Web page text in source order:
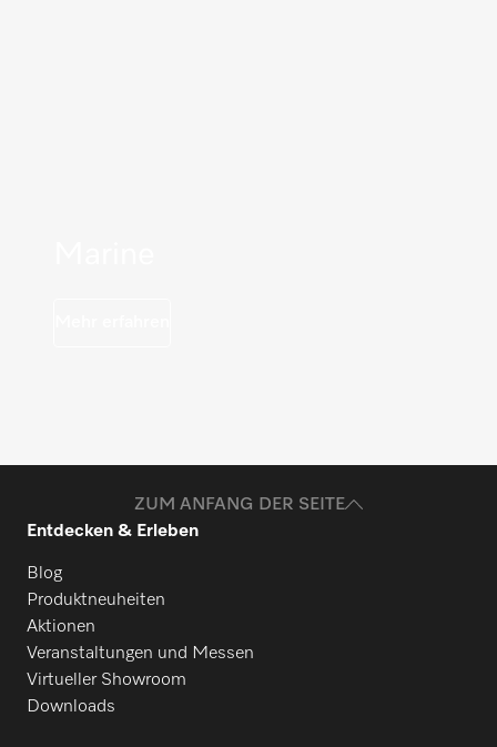
ZUM ANFANG DER SEITE
Entdecken & Erleben
Blog
Produktneuheiten
Aktionen
Veranstaltungen und Messen
Virtueller Showroom
Downloads